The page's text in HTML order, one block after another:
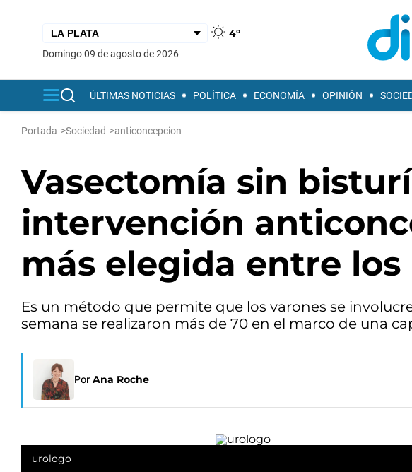
4°
domingo 09 de agosto de 2026
ÚLTIMAS NOTICIAS POLÍTICA ECONOMÍA OPINIÓN
Portada >Sociedad >anticoncepcion
Vasectomía sin
intervención
más elegida entre los
Es un método que permite que los varones se
semana se realizaron más de 70 en el marco de una
Por Ana Roche
urologo